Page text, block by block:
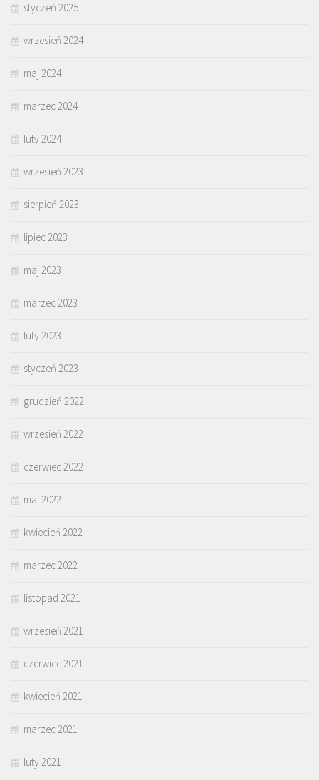
styczeń 2025
wrzesień 2024
maj 2024
marzec 2024
luty 2024
wrzesień 2023
sierpień 2023
lipiec 2023
maj 2023
marzec 2023
luty 2023
styczeń 2023
grudzień 2022
wrzesień 2022
czerwiec 2022
maj 2022
kwiecień 2022
marzec 2022
listopad 2021
wrzesień 2021
czerwiec 2021
kwiecień 2021
marzec 2021
luty 2021